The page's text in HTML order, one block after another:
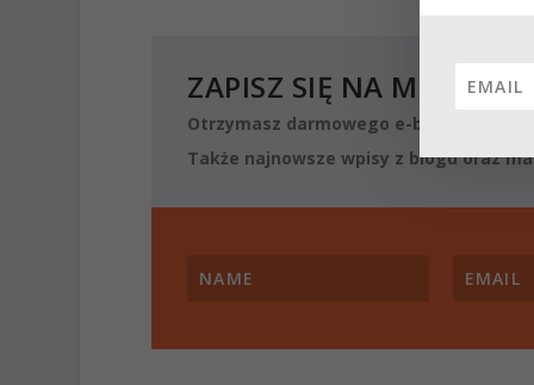
ZAPISZ SIĘ NA MÓJ
Otrzymasz darmowego e-booka o
Także najnowsze wpisy z blogu oraz